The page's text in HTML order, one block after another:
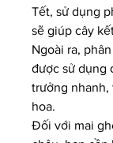
Tết, sử dụng
sẽ giúp cây
Ngoài ra,
được sử dụng
trưởng nhanh,
hoa.
Đối với mai